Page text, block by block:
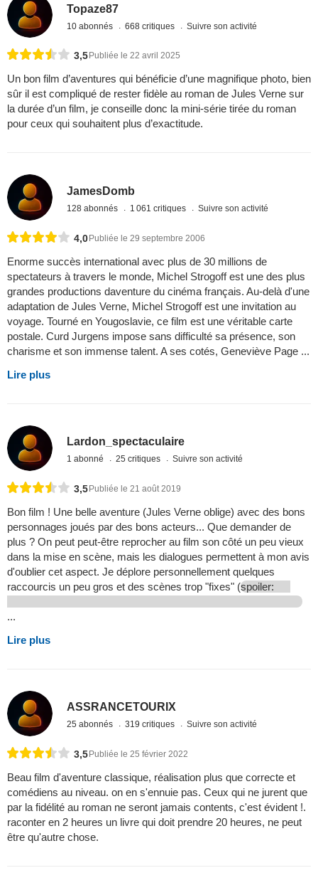
Topaze87
10 abonnés 668 critiques Suivre son activité
3,5 Publiée le 22 avril 2025
Un bon film d’aventures qui bénéficie d’une magnifique photo, bien
sûr il est compliqué de rester fidèle au roman de Jules Verne sur
la durée d’un film, je conseille donc la mini-série tirée du roman
pour ceux qui souhaitent plus d’exactitude.
JamesDomb
128 abonnés 1 061 critiques Suivre son activité
4,0Publiée le 29 septembre 2006
Enorme succès international avec plus de 30 millions de
spectateurs à travers le monde, Michel Strogoff est une des plus
grandes productions daventure du cinéma français. Au-delà d'une
adaptation de Jules Verne, Michel Strogoff est une invitation au
voyage. Tourné en Yougoslavie, ce film est une véritable carte
postale. Curd Jurgens impose sans difficulté sa présence, son
charisme et son immense talent. A ses cotés, Geneviève Page ...
Lire plus
Lardon_spectaculaire
1 abonné 25 critiques Suivre son activité
3,5Publiée le 21 août 2019
Bon film ! Une belle aventure (Jules Verne oblige) avec des bons
personnages joués par des bons acteurs... Que demander de
plus ? On peut peut-être reprocher au film son côté un peu vieux
dans la mise en scène, mais les dialogues permettent à mon avis
d'oublier cet aspect. Je déplore personnellement quelques
raccourcis un peu gros et des scènes trop "fixes" (spoiler:
...
Lire plus
ASSRANCETOURIX
25 abonnés 319 critiques Suivre son activité
3,5 Publiée le 25 février 2022
Beau film d'aventure classique, réalisation plus que correcte et
comédiens au niveau. on en s'ennuie pas. Ceux qui ne jurent que
par la fidélité au roman ne seront jamais contents, c'est évident !.
raconter en 2 heures un livre qui doit prendre 20 heures, ne peut
être qu'autre chose.